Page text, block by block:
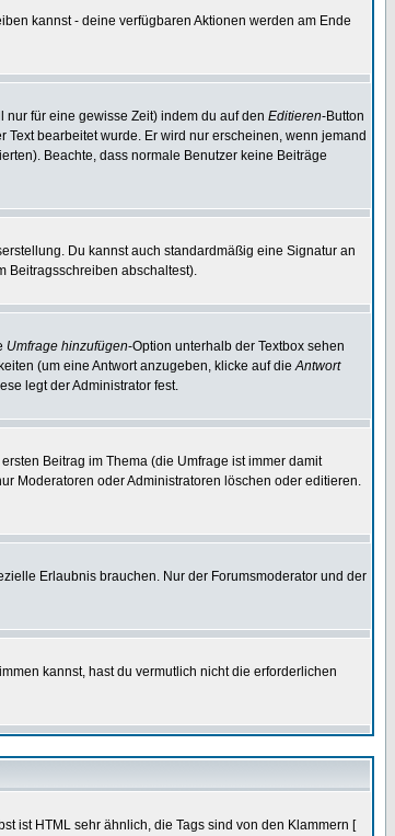
kannst - deine verfügbaren Aktionen werden am Ende
für eine gewisse Zeit) indem du auf den Editieren-Button
bearbeitet wurde. Er wird nur erscheinen, wenn jemand
Beachte, dass normale Benutzer keine Beiträge
Du kannst auch standardmäßig eine Signatur an
Beitragsschreiben abschaltest).
Umfrage hinzufügen-Option unterhalb der Textbox sehen
(um eine Antwort anzugeben, klicke auf dieAntwort
legt der Administrator fest.
Beitrag im Thema (die Umfrage ist immer damit
Moderatoren oder Administratoren löschen oder editieren.
Erlaubnis brauchen. Nur der Forumsmoderator und der
kannst, hast du vermutlich nicht die erforderlichen
ist HTML sehr ähnlich, die Tags sind von den Klammern [